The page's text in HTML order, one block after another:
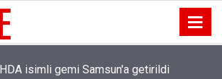
isimli gemi Samsun'a getirildi